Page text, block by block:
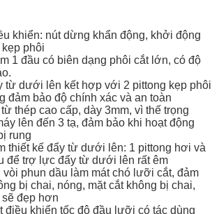
khiển: nút dừng khẩn động, khởi động
kẹp phôi
1 đầu có biên dạng phôi cắt lớn, có độ
từ dưới lên kết hợp với 2 pittong kẹp phôi
đảm bảo độ chính xác và an toàn
thép cao cấp, dày 3mm, vì thế trọng
lên đến 3 tạ, đảm bảo khi hoạt động
rung
thiết kế đẩy từ dưới lên: 1 pittong hơi và
để trợ lực đẩy từ dưới lên rất êm
vòi phun dầu làm mát chó lưỡi cắt, đảm
bị chai, nóng, mặt cắt không bị chai,
sẽ đẹp hơn
điều khiển tốc độ đầu lưỡi có tác dùng